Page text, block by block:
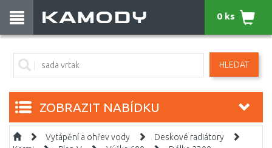
HLEDAT
0 ks
ZOBRAZIT NABÍDKU
Vytápění a ohřev vody
Deskové radiátory